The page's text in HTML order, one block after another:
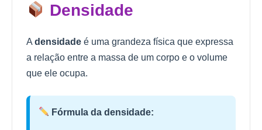
Densidade
A densidade é uma grandeza física que expressa
a relação entre a massa de um corpo e o volume
que ele ocupa.
Fórmula da densidade: